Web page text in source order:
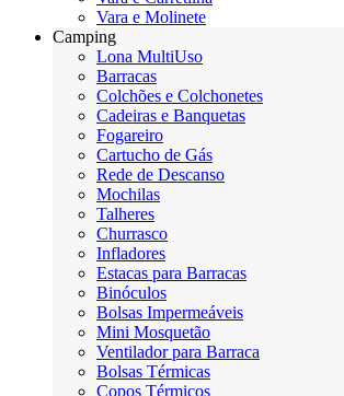
Vara e Molinete
Camping
Lona MultiUso
Barracas
Colchões e Colchonetes
Cadeiras e Banquetas
Fogareiro
Cartucho de Gás
Rede de Descanso
Mochilas
Talheres
Churrasco
Infladores
Estacas para Barracas
Binóculos
Bolsas Impermeáveis
Mini Mosquetão
Ventilador para Barraca
Bolsas Térmicas
Copos Térmicos